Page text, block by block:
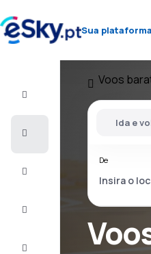
Sua
Voos
Ida e
De